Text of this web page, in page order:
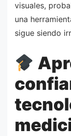
visuales,
una
sigue siendo